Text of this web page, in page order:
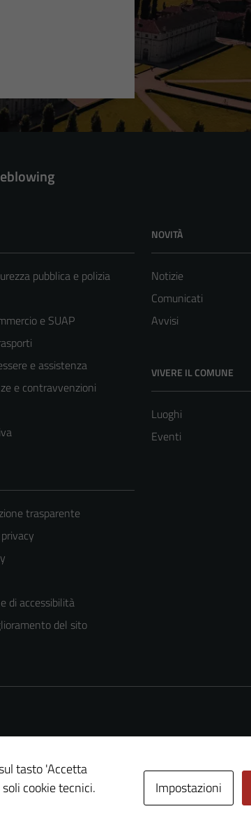
pubblica e polizia
e SUAP
e assistenza
e contravvenzioni
NOVITÀ
Notizie
Comunicati
Avvisi
VIVERE IL COMUNE
Luoghi
Eventi
trasparente
di accessibilità
del sito
tasto 'Accetta
cookie tecnici.
Impostazioni